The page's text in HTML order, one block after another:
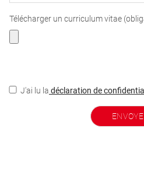
Télécharger un curriculum vitae
J'ai lu la déclaration de